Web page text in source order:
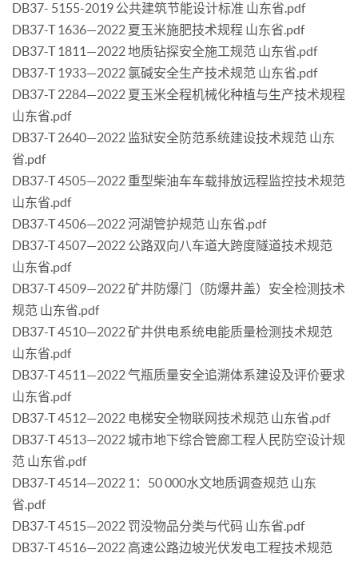
DB37- 5155-2019 公共建筑节能设计标准 山东省.pdf
DB37-T 1636—2022 夏玉米施肥技术规程 山东省.pdf
DB37-T 1811—2022 地质钻探安全施工规范 山东省.pdf
DB37-T 1933—2022 氯碱安全生产技术规范 山东省.pdf
DB37-T 2284—2022 夏玉米全程机械化种植与生产技术规程
山东省.pdf
DB37-T 2640—2022 监狱安全防范系统建设技术规范 山东
省.pdf
DB37-T 4505—2022 重型柴油车车载排放远程监控技术规范
山东省.pdf
DB37-T 4506—2022 河湖管护规范 山东省.pdf
DB37-T 4507—2022 公路双向八车道大跨度隧道技术规范
山东省.pdf
DB37-T 4509—2022 矿井防爆门（防爆井盖）安全检测技术
规范 山东省.pdf
DB37-T 4510—2022 矿井供电系统电能质量检测技术规范
山东省.pdf
DB37-T 4511—2022 气瓶质量安全追溯体系建设及评价要求
山东省.pdf
DB37-T 4512—2022 电梯安全物联网技术规范 山东省.pdf
DB37-T 4513—2022 城市地下综合管廊工程人民防空设计规
范 山东省.pdf
DB37-T 4514—2022 1：50 000水文地质调查规范 山东
省.pdf
DB37-T 4515—2022 罚没物品分类与代码 山东省.pdf
DB37-T 4516—2022 高速公路边坡光伏发电工程技术规范